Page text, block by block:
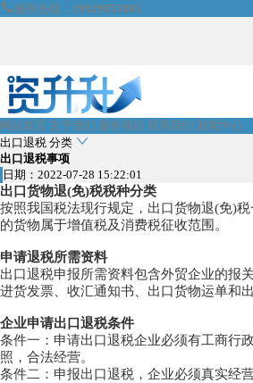
服务热线： 19929955805
网站首页 关于我们 服务项目 联系我们 新闻中心
出口退税 分类 
出口退税事项
日期：2022-07-28 15:22:01
出口货物退(免)税税种分类
按照我国税法现行规定，出口货物退(免)
的货物属于增值税及消费税征收范围。
申请退税所需资料
出口退税申报所需资料包含外贸企业的报
进货发票、收汇通知书、出口货物运单和
企业申请出口退税条件
条件一：申请出口退税企业必须有工商行
照，合法经营。
条件二：申报出口退税，企业必须真实经